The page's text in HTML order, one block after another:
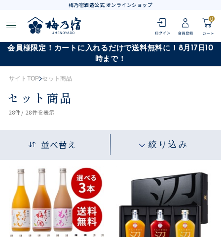
梅乃宿酒造公式 オンラインショップ
0
会員様限定！カートに入れるだけで送料無料に！8月17日10
時まで！
サイトTOP セット商品
セット商品
28件 / 28件を表示
並べ替え 絞り込み